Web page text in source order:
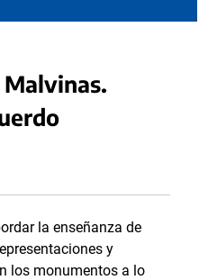
la enseñanza de
y
los monumentos a lo